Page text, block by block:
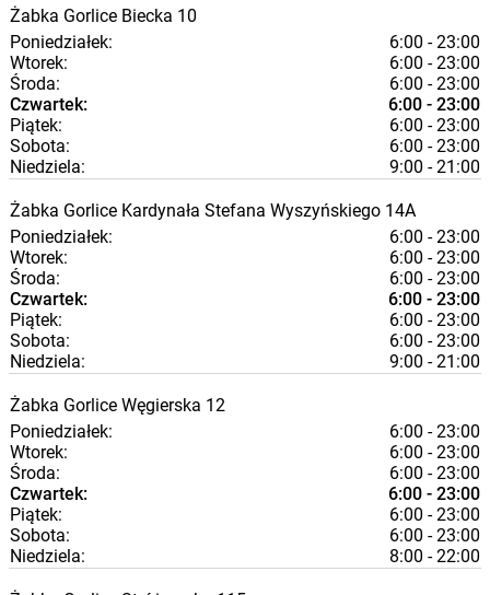
Żabka Gorlice Biecka 10
Poniedziałek:
6:00 - 23:00
Wtorek:
6:00 - 23:00
Środa:
6:00 - 23:00
Czwartek:
6:00 - 23:00
Piątek:
6:00 - 23:00
Sobota:
6:00 - 23:00
Niedziela:
9:00 - 21:00
Żabka Gorlice Kardynała Stefana Wyszyńskiego 14A
Poniedziałek:
6:00 - 23:00
Wtorek:
6:00 - 23:00
Środa:
6:00 - 23:00
Czwartek:
6:00 - 23:00
Piątek:
6:00 - 23:00
Sobota:
6:00 - 23:00
Niedziela:
9:00 - 21:00
Żabka Gorlice Węgierska 12
Poniedziałek:
6:00 - 23:00
Wtorek:
6:00 - 23:00
Środa:
6:00 - 23:00
Czwartek:
6:00 - 23:00
Piątek:
6:00 - 23:00
Sobota:
6:00 - 23:00
Niedziela:
8:00 - 22:00